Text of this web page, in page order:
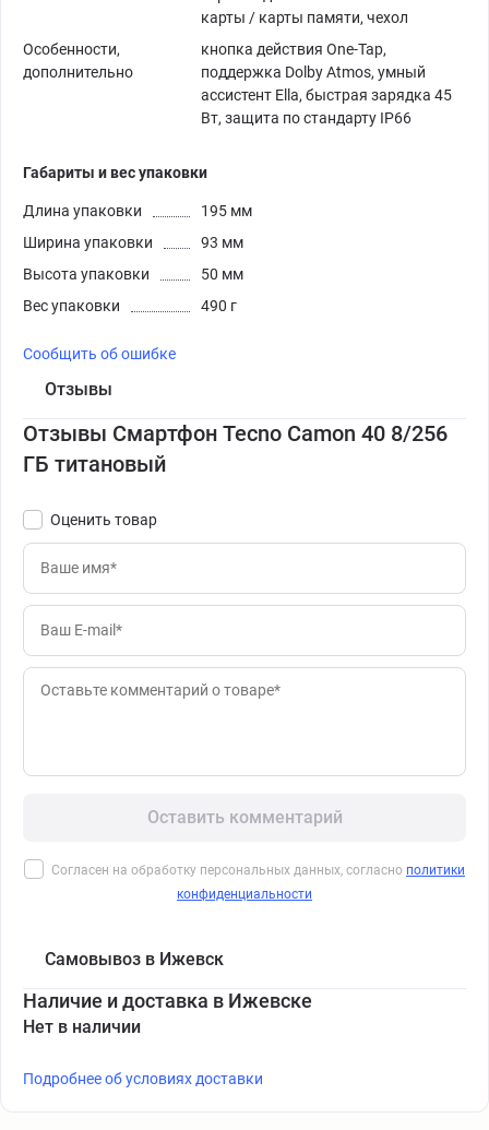
карты / карты памяти, чехол
Особенности,
дополнительно
кнопка действия One-Tap,
поддержка Dolby Atmos, умный
ассистент Ella, быстрая зарядка 45
Вт, защита по стандарту IP66
Габариты и вес упаковки
Длина упаковки
195 мм
Ширина упаковки
93 мм
Высота упаковки
50 мм
Вес упаковки
490 г
Сообщить об ошибке
Отзывы
Отзывы Смартфон Tecno Camon 40 8/256
ГБ титановый
Оценить товар
Оставить комментарий
Согласен на обработку персональных данных, согласно политики
конфиденциальности
Самовывоз в Ижевск
Наличие и доставка в Ижевске
Нет в наличии
Подробнее об условиях доставки